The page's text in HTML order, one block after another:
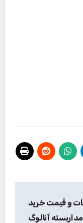
و قیمت خرید
آنالوگ